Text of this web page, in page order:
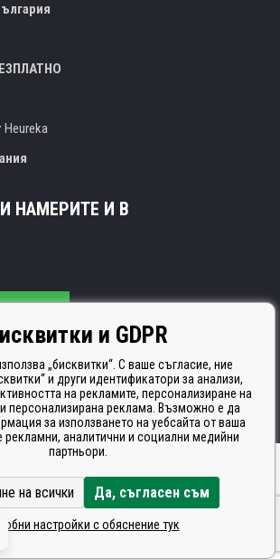
Heureka
НАМЕРИТЕ И В
е сертифициран
STMC.
solutionsBINARGON.cz
запазени CDRmarket.cz -
и GDPR
„бисквитки“. С ваше съгласие, ние
и други идентификатори за анализи,
на рекламите, персонализиране на
персонализирана реклама. Възможно е да
за използването на уебсайта от ваша
рекламни, аналитични и социални медийни
партньори.
на всички Да, съгласен съм
настройки с обяснение тук